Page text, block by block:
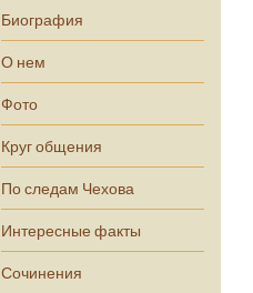
Биография
О нем
Фото
Круг общения
По следам Чехова
Интересные факты
Сочинения